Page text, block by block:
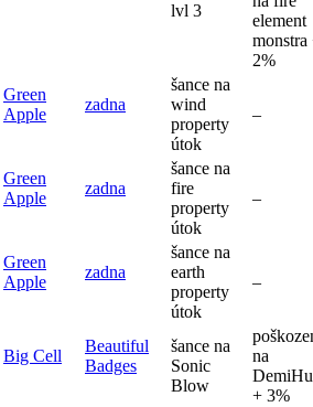
lvl 3
element
monstra
2%
Green
Apple
zadna
šance na
wind
property
útok
–
Green
Apple
zadna
šance na
fire
property
útok
–
Green
Apple
zadna
šance na
earth
property
útok
–
Big Cell
Beautiful
Badges
šance na
Sonic
Blow
na
+ 3%